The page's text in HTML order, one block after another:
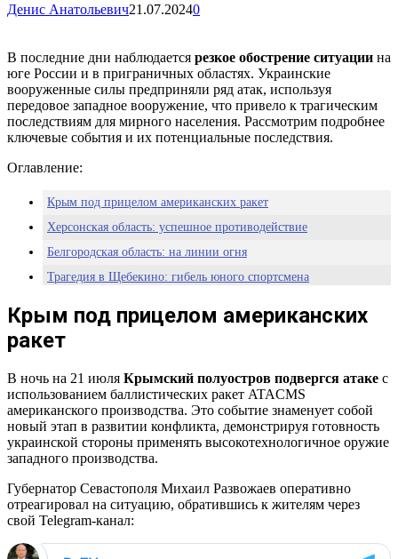
Денис Анатольевич21.07.20240
В последние дни наблюдается резкое обострение ситуации на
юге России и в приграничных областях. Украинские
вооруженные силы предприняли ряд атак, используя
передовое западное вооружение, что привело к трагическим
последствиям для мирного населения. Рассмотрим подробнее
ключевые события и их потенциальные последствия.
Оглавление:
Крым под прицелом американских ракет
Херсонская область: успешное противодействие
Белгородская область: на линии огня
Трагедия в Щебекино: гибель юного спортсмена
Крым под прицелом американских
ракет
В ночь на 21 июля Крымский полуостров подвергся атаке с
использованием баллистических ракет ATACMS
американского производства. Это событие знаменует собой
новый этап в развитии конфликта, демонстрируя готовность
украинской стороны применять высокотехнологичное оружие
западного производства.
Губернатор Севастополя Михаил Развожаев оперативно
отреагировал на ситуацию, обратившись к жителям через
свой Telegram-канал: